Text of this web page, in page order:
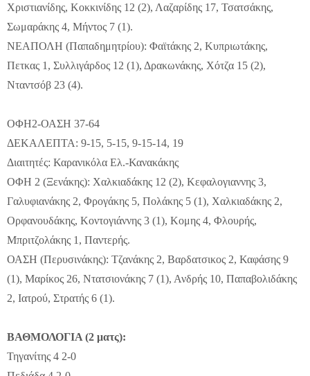
Χριστιανίδης, Κοκκινίδης 12 (2), Λαζαρίδης 17, Τσατσάκης,
Σωμαράκης 4, Μήντος 7 (1).
ΝΕΑΠΟΛΗ (Παπαδημητρίου): Φαϊτάκης 2, Κυπριωτάκης,
Πετκας 1, Συλλιγάρδος 12 (1), Δρακωνάκης, Χότζα 15 (2),
Νταντσόβ 23 (4).
ΟΦΗ2-ΟΑΣΗ 37-64
ΔΕΚΑΛΕΠΤΑ: 9-15, 5-15, 9-15-14, 19
Διαιτητές: Καρανικόλα Ελ.-Κανακάκης
ΟΦΗ 2 (Ξενάκης): Χαλκιαδάκης 12 (2), Κεφαλογιαννης 3,
Γαλυφιανάκης 2, Φρογάκης 5, Πολάκης 5 (1), Χαλκιαδάκης 2,
Ορφανουδάκης, Κοντογιάννης 3 (1), Κομης 4, Φλουρής,
Μπριτζολάκης 1, Παντερής.
ΟΑΣΗ (Περυσινάκης): Τζανάκης 2, Βαρδατσικος 2, Καφάσης 9
(1), Μαρίκος 26, Ντατσιονάκης 7 (1), Ανδρής 10, Παπαβολιδάκης
2, Ιατρού, Στρατής 6 (1).
ΒΑΘΜΟΛΟΓΙΑ (2 ματς):
Τηγανίτης 4 2-0